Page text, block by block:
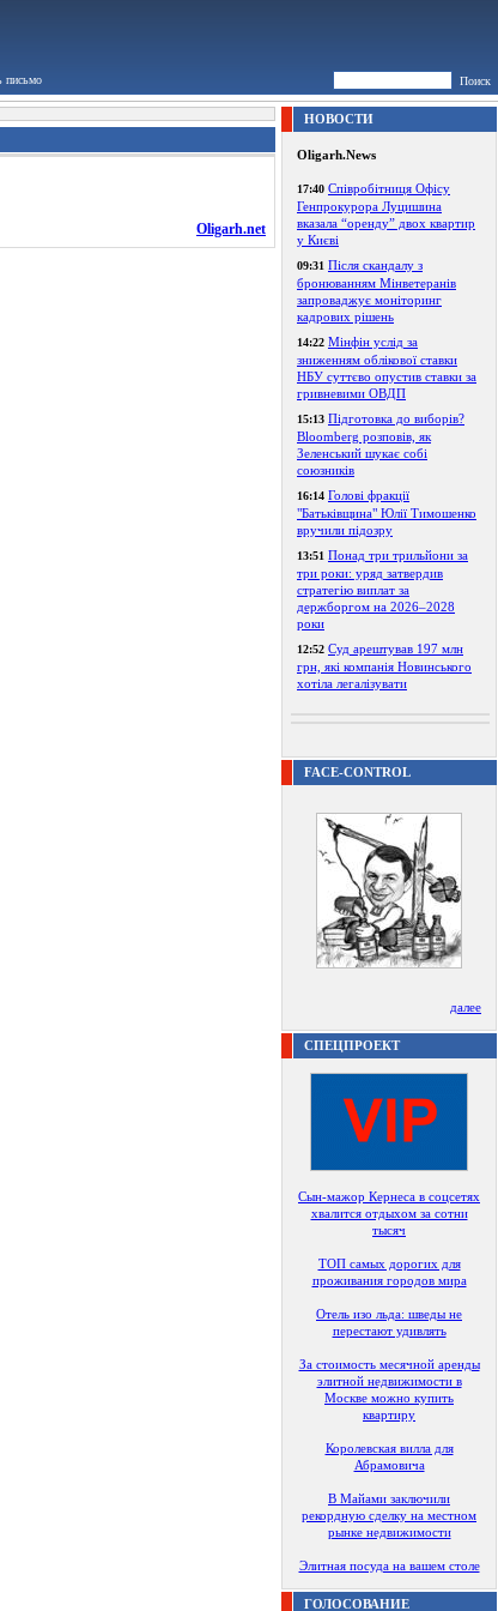
письмо Поиск
Oligarh.net
НОВОСТИ
Oligarh.News
17:40 Співробітниця Офісу
Генпрокурора Луцишина
вказала “оренду” двох квартир
у Києві
09:31 Після скандалу з
бронюванням Мінветеранів
запроваджує моніторинг
кадрових рішень
14:22 Мінфін услід за
зниженням облікової ставки
НБУ суттєво опустив ставки за
гривневими ОВДП
15:13 Підготовка до виборів?
Bloomberg розповів, як
Зеленський шукає собі
союзників
16:14 Голові фракції
"Батьківщина" Юлії Тимошенко
вручили підозру
13:51 Понад три трильйони за
три роки: уряд затвердив
стратегію виплат за
держборгом на 2026–2028
роки
12:52 Суд арештував 197 млн
грн, які компанія Новинського
хотіла легалізувати
FACE-CONTROL
далее
СПЕЦПРОЕКТ
Сын-мажор Кернеса в соцсетях
хвалится отдыхом за сотни
тысяч
ТОП самых дорогих для
проживания городов мира
Отель изо льда: шведы не
перестают удивлять
За стоимость месячной аренды
элитной недвижимости в
Москве можно купить
квартиру
Королевская вилла для
Абрамовича
В Майами заключили
рекордную сделку на местном
рынке недвижимости
Элитная посуда на вашем столе
ГОЛОСОВАНИЕ